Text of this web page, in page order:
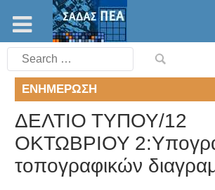
Search
for:
ΕΝΗΜΈΡΩΣΗ
ΔΕΛΤΙΟ ΤΥΠΟΥ/12
ΟΚΤΩΒΡΙΟΥ
τοπογραφικών